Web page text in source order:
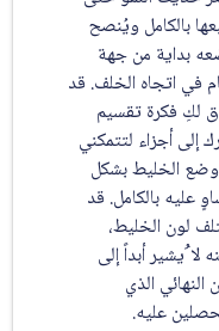
بالكامل ويُنصح
بداية من جهة
في اتجاه الخلف. قد
لكِ فكرة تقسيم
إلى أجزاء لتتمكني
الخليط بشكل
عليه بالكامل. قد
لون الخليط،
لا ُيشير أبداً إلى
النهائي الذي
عليه.